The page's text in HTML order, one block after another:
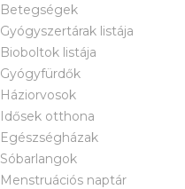
Betegségek
Gyógyszertárak listája
Bioboltok listája
Gyógyfürdők
Háziorvosok
Idősek otthona
Egészségházak
Sóbarlangok
Menstruációs naptár